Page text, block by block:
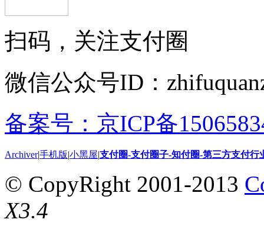
扫码，关注支付圈
微信公众号ID：
备案号：京ICP备
Archiver|手机版|小黑屋|支付圈-支付圈子-知付圈-第三方支付行
© CopyRight 2001-2013
X3.4